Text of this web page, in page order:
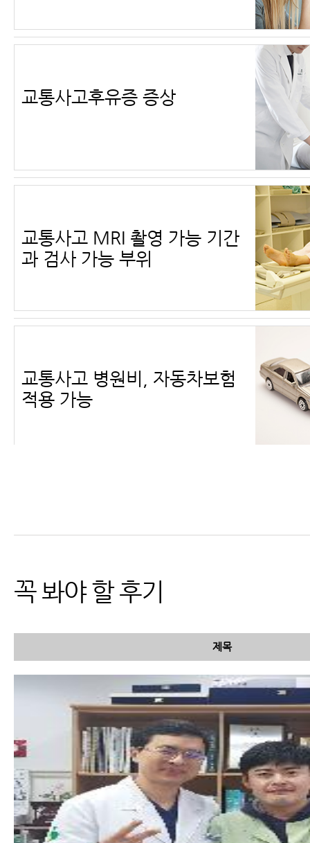
교통사고후유증 증상
교통사고 MRI 촬영 가능 기간
과 검사 가능 부위
교통사고 병원비, 자동차보험
적용 가능
능 부위와 진단
꼭 봐야 할 후기
제목